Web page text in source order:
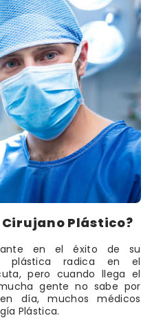
Plástico?
en el éxito de su
plástica radica en el
pero cuando llega el
gente no sabe por
día, muchos médicos
Plástica.